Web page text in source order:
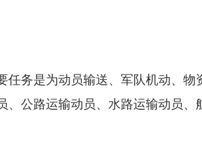
务是为动员输送、军队机动、物
公路运输动员、水路运输动员、